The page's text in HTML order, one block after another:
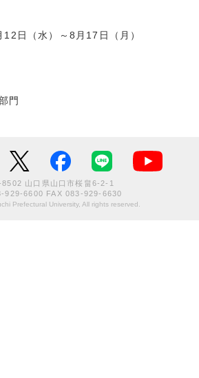
日（水）～8月17日（月）
門
8502 山口県山口市桜畠6-2-1
929-6600 FAX 083-929-6630
Prefectural University, All rights reserved.